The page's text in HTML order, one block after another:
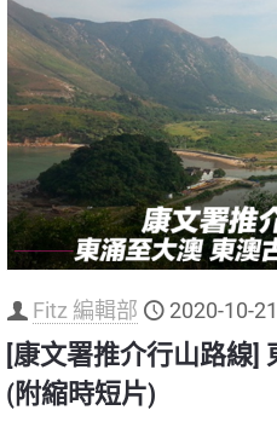
Fitz 編輯部 2020-10-21
[康文署推介行山路線]
(附縮時短片)